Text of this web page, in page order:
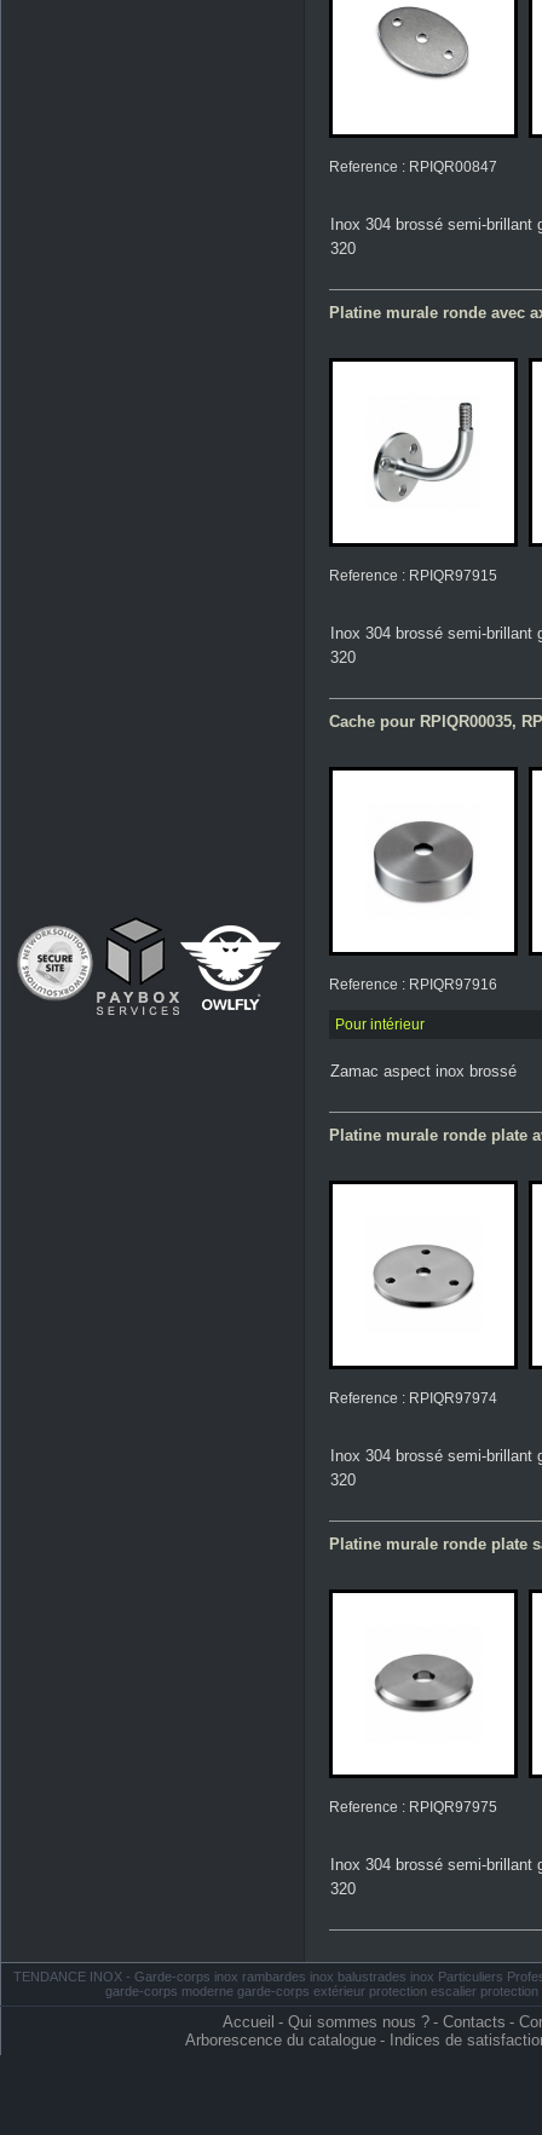
Reference : RPIQR00847
Inox 304 brossé semi-brillant
320
Platine murale ronde avec
Reference : RPIQR97915
Inox 304 brossé semi-brillant
320
Cache pour RPIQR00035,
Reference : RPIQR97916
Pour intérieur
Zamac aspect inox brossé
Platine murale ronde plate
Reference : RPIQR97974
Inox 304 brossé semi-brillant
320
Platine murale ronde plate
Reference : RPIQR97975
Inox 304 brossé semi-brillant
320
TENDANCE INOX - Garde-corps inox rambardes inox balustrades inox Particuliers
garde-corps moderne garde-corps extérieur protection escalier
Accueil - Qui sommes nous ? - Contacts -
Arborescence du catalogue - Indices de